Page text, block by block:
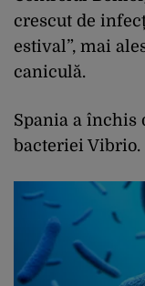
crescut de
estival”, mai
caniculă.
Spania a închis
bacteriei Vibrio.